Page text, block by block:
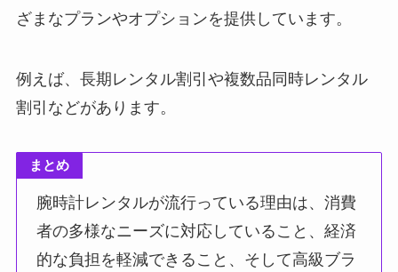
ざまなプランやオプションを提供しています。
例えば、長期レンタル割引や複数品同時レンタル
割引などがあります。
まとめ
腕時計レンタルが流行っている理由は、消費
者の多様なニーズに対応していること、経済
的な負担を軽減できること、そして高級ブラ